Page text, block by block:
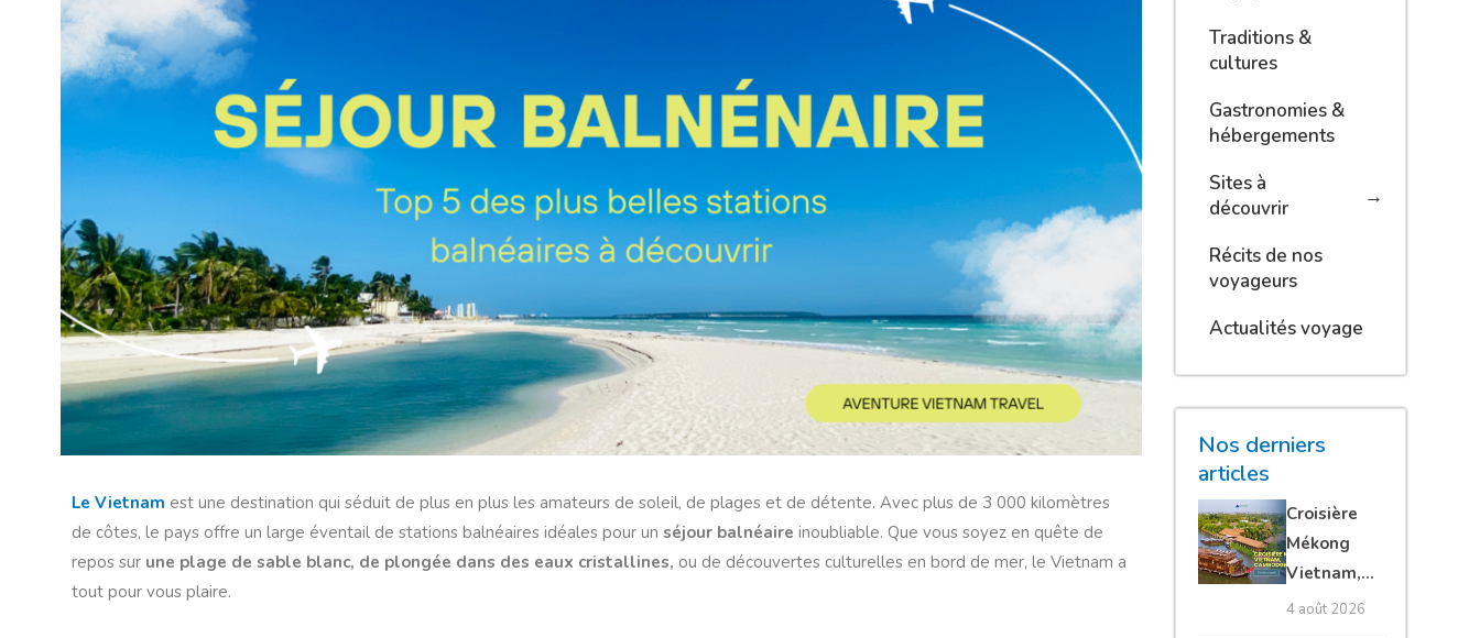
Le Vietnam est une destination qui séduit de plus en plus les amateurs de soleil, de plages et de détente. Avec plus de 3 000 kilomètres
de côtes, le pays offre un large éventail de stations balnéaires idéales pour un séjour balnéaire inoubliable. Que vous soyez en quête de
repos sur une plage de sable blanc, de plongée dans des eaux cristallines, ou de découvertes culturelles en bord de mer, le Vietnam a
tout pour vous plaire.
Traditions &
cultures
Gastronomies &
hébergements
Sites à
découvrir
Récits de nos
voyageurs
Actualités voyage
Nos derniers
articles
Croisière
Mékong
Vietnam,
Cambodge
4 août 2026